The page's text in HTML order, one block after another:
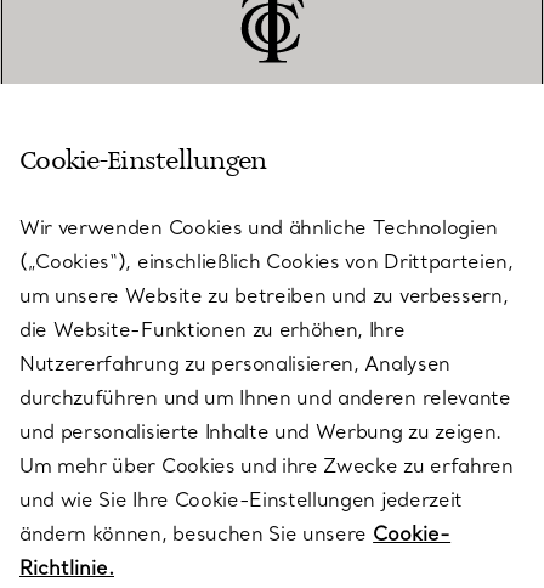
KUNDENSERVICE
SERVICES
ÜBER TIFFANY & CO.
RECHTLICHE HINWEISE
FOLGEN SIE UNS
Cookie-Einstellungen
Wir verwenden Cookies und ähnliche Technologien
(„Cookies“), einschließlich Cookies von Drittparteien,
um unsere Website zu betreiben und zu verbessern,
die Website-Funktionen zu erhöhen, Ihre
Nutzererfahrung zu personalisieren, Analysen
durchzuführen und um Ihnen und anderen relevante
und personalisierte Inhalte und Werbung zu zeigen.
Um mehr über Cookies und ihre Zwecke zu erfahren
und wie Sie Ihre Cookie-Einstellungen jederzeit
ändern können, besuchen Sie unsere Cookie-
Richtlinie.